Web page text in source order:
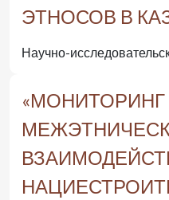
ЭТНОСОВ В
Научно-